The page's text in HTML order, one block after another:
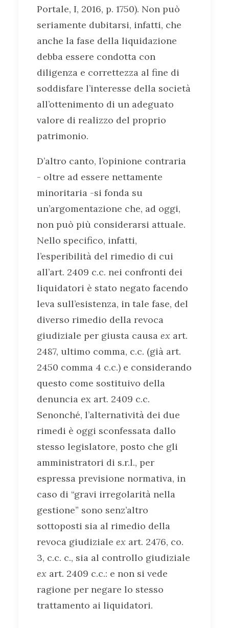
Portale, I, 2016, p. 1750). Non può
seriamente dubitarsi, infatti, che
anche la fase della liquidazione
debba essere condotta con
diligenza e correttezza al fine di
soddisfare l’interesse della società
all’ottenimento di un adeguato
valore di realizzo del proprio
patrimonio.
D’altro canto, l’opinione contraria
- oltre ad essere nettamente
minoritaria -si fonda su
un’argomentazione che, ad oggi,
non può più considerarsi attuale.
Nello specifico, infatti,
l’esperibilità del rimedio di cui
all’art. 2409 c.c. nei confronti dei
liquidatori è stato negato facendo
leva sull’esistenza, in tale fase, del
diverso rimedio della revoca
giudiziale per giusta causa ex art.
2487, ultimo comma, c.c. (già art.
2450 comma 4 c.c.) e considerando
questo come sostituivo della
denuncia ex art. 2409 c.c.
Senonché, l’alternatività dei due
rimedi è oggi sconfessata dallo
stesso legislatore, posto che gli
amministratori di s.r.l., per
espressa previsione normativa, in
caso di “gravi irregolarità nella
gestione” sono senz’altro
sottoposti sia al rimedio della
revoca giudiziale ex art. 2476, co.
3, c.c. c., sia al controllo giudiziale
ex art. 2409 c.c.: e non si vede
ragione per negare lo stesso
trattamento ai liquidatori.